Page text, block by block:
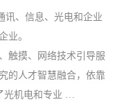
、信息、光电和企业
企业。
触摸、网络技术引导服
的人才智慧融合，依靠
光机电和专业 …